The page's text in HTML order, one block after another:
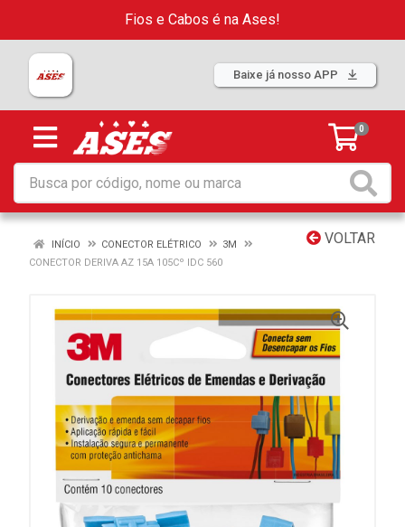
Fios e Cabos é na Ases!
Baixe já nosso APP
0
VOLTAR
INÍCIO CONECTOR ELÉTRICO
3M
CONECTOR DERIVA AZ 15A 105Cº IDC 560